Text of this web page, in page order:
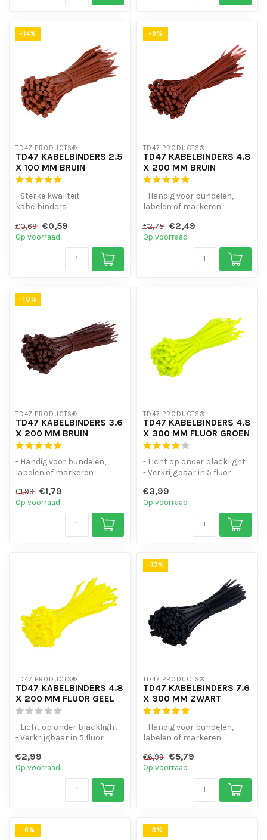
-14%
TD47 PRODUCTS®
TD47 KABELBINDERS 2.5
X 100 MM BRUIN
- Sterke kwaliteit
kabelbinders
- UV-bestendig
- Handig...
€0,69 €0,59
Op voorraad
-9%
TD47 PRODUCTS®
TD47 KABELBINDERS 4.8
X 200 MM BRUIN
- Handig voor bundelen,
labelen of markeren
- UV-bestend...
€2,75 €2,49
Op voorraad
-10%
TD47 PRODUCTS®
TD47 KABELBINDERS 3.6
X 200 MM BRUIN
- Handig voor bundelen,
labelen of markeren
- UV-bestend...
€1,99 €1,79
Op voorraad
TD47 PRODUCTS®
TD47 KABELBINDERS 4.8
X 300 MM FLUOR GROEN
- Licht op onder blacklight
- Verkrijgbaar in 5 fluor
- Handig voor bu...
€3,99
Op voorraad
TD47 PRODUCTS®
TD47 KABELBINDERS 4.8
X 200 MM FLUOR GEEL
- Licht op onder blacklight
- Verkrijgbaar in 5 fluor
- Handig voor bu...
€2,99
Op voorraad
-17%
TD47 PRODUCTS®
TD47 KABELBINDERS 7.6
X 300 MM ZWART
- Handig voor bundelen,
labelen of markeren
- UV-bestend...
€6,99 €5,79
Op voorraad
-6% -3%